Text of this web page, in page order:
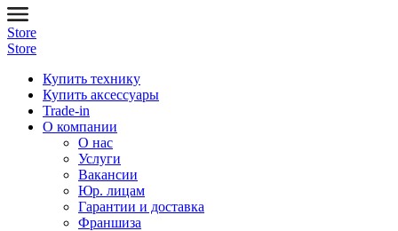
Store
Store
Купить технику
Купить аксессуары
Trade-in
О компании
О нас
Услуги
Вакансии
Юр. лицам
Гарантии и доставка
Франшиза